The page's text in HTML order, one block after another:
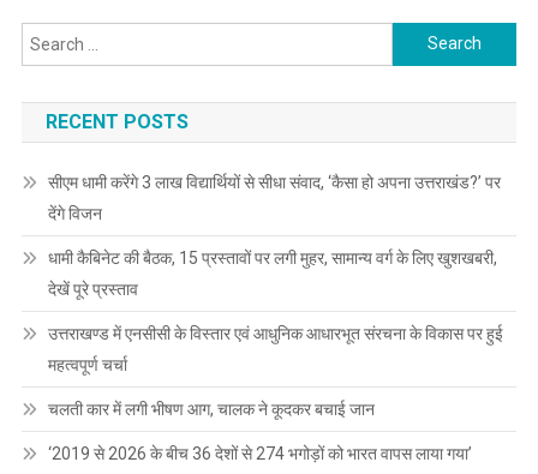
Search
for:
RECENT POSTS
सीएम धामी करेंगे 3 लाख विद्यार्थियों से सीधा संवाद, ‘कैसा हो अपना उत्तराखंड?’ पर
देंगे विजन
धामी कैबिनेट की बैठक, 15 प्रस्तावों पर लगी मुहर, सामान्य वर्ग के लिए खुशखबरी,
देखें पूरे प्रस्ताव
उत्तराखण्ड में एनसीसी के विस्तार एवं आधुनिक आधारभूत संरचना के विकास पर हुई
महत्वपूर्ण चर्चा
चलती कार में लगी भीषण आग, चालक ने कूदकर बचाई जान
‘2019 से 2026 के बीच 36 देशों से 274 भगोड़ों को भारत वापस लाया गया’